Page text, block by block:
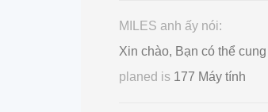
MILES anh ấy nói:
Xin chào, Bạn có thể
planed is 177 Máy tính